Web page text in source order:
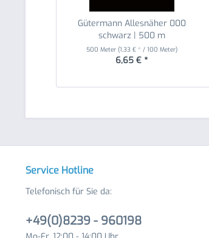
Gütermann Allesnäher 000
schwarz | 500 m
500 Meter (1,33 € * / 100 Meter)
6,65 € *
Service Hotline
Telefonisch für Sie da:
+49(0)8239 - 960198